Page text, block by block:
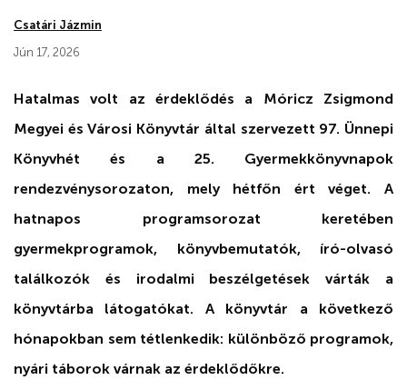
Csatári Jázmin
Jún 17, 2026
Hatalmas volt az érdeklődés a Móricz Zsigmond
Megyei és Városi Könyvtár által szervezett 97. Ünnepi
Könyvhét és a 25. Gyermekkönyvnapok
rendezvénysorozaton, mely hétfőn ért véget. A
hatnapos programsorozat keretében
gyermekprogramok, könyvbemutatók, író-olvasó
találkozók és irodalmi beszélgetések várták a
könyvtárba látogatókat. A könyvtár a következő
hónapokban sem tétlenkedik: különböző programok,
nyári táborok várnak az érdeklődőkre.